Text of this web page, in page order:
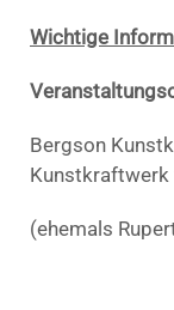
Wichtige
Bergson
Kunstkraftwerk
(ehemals